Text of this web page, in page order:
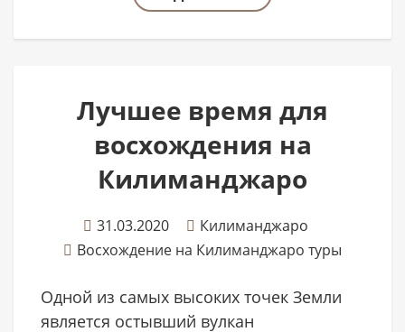
Лучшее время для
восхождения на
Килиманджаро
31.03.2020
Килиманджаро
Восхождение на Килиманджаро туры
Одной из самых высоких точек Земли
является остывший вулкан